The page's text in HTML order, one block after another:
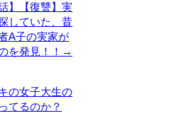
】【復讐】実
していた、昔
A子の実家が
を発見！！→
の女子大生の
てるのか？